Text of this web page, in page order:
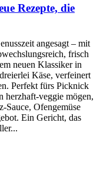
Rezepte, die
angesagt – mit
frisch
neuen Klassiker in
Käse, verfeinert
Perfekt fürs Picknick
herzhaft-veggie mögen,
Sauce, Ofengemüse
Ein Gericht, das